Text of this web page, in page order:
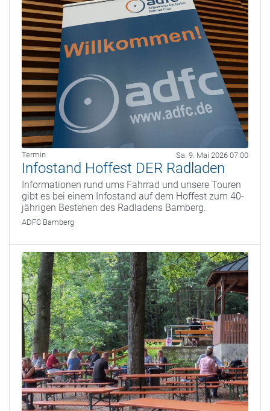
Termin Sa. 9. Mai 2026 07:00
Infostand Hoffest DER Radladen
Informationen rund ums Fahrrad und unsere Touren
gibt es bei einem Infostand auf dem Hoffest zum 40-
jährigen Bestehen des Radladens Bamberg.
ADFC Bamberg